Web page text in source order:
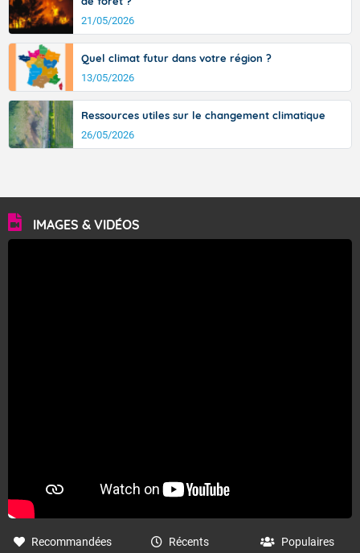
21/05/2026
Quel climat futur dans votre région ?
13/05/2026
Ressources utiles sur le changement climatique
26/05/2026
IMAGES & VIDÉOS
Recommandées Récents Populaires